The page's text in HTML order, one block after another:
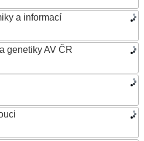
a informací
genetiky AV ČR